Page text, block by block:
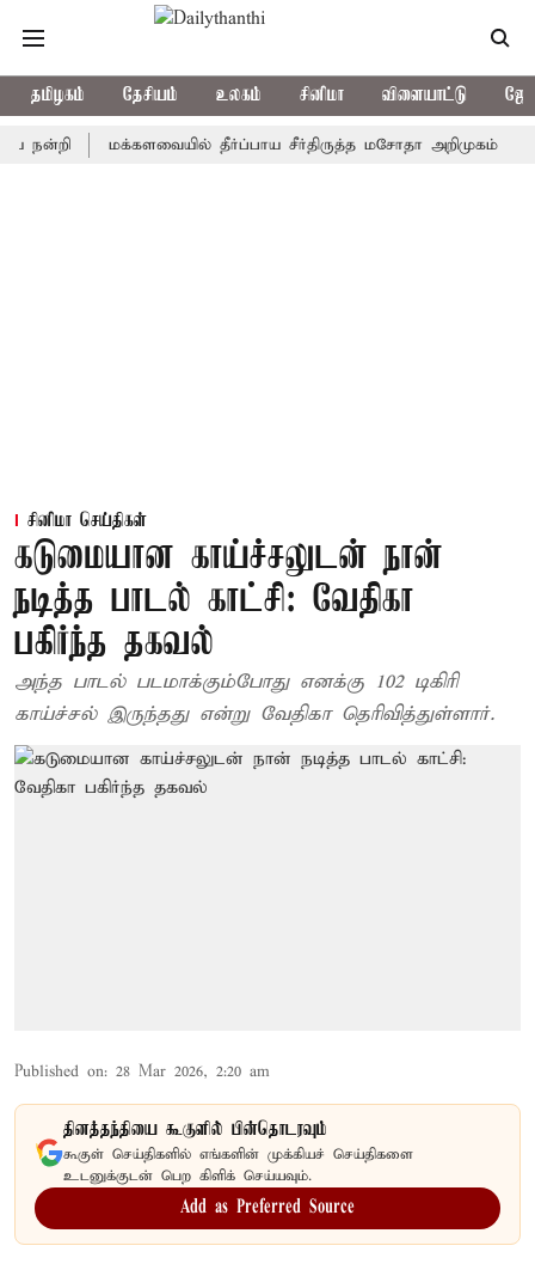
தமிழகம் தேசியம் உலகம் சினிமா விளையாட்டு
மக்களவையில் தீர்ப்பாய சீர்திருத்த மசோதா அறிமுகம்
சினிமா செய்திகள்
கடுமையான காய்ச்சலுடன் நான்
நடித்த பாடல் காட்சி: வேதிகா
பகிர்ந்த தகவல்
அந்த பாடல் படமாக்கும்போது எனக்கு 102 டிகிரி
காய்ச்சல் இருந்தது என்று வேதிகா தெரிவித்துள்ளார்.
Published on: 28 Mar 2026, 2:20 am
தினத்தந்தியை கூகுளில் பின்தொடரவும்
கூகுள் செய்திகளில் எங்களின் முக்கியச் செய்திகளை
உடனுக்குடன் பெற கிளிக் செய்யவும்.
Add as Preferred Source